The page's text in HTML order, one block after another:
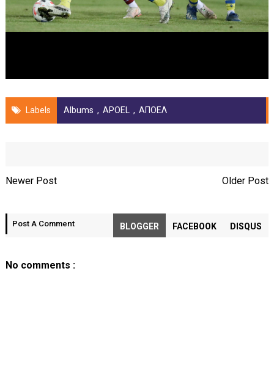
Labels Albums , APOEL , ΑΠΟΕΛ
Newer Post Older Post
Post A Comment BLOGGER FACEBOOK DISQUS
No comments :